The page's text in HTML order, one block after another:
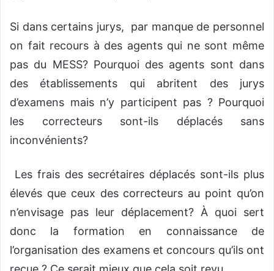
Si dans certains jurys, par manque de personnel
on fait recours à des agents qui ne sont même
pas du MESS? Pourquoi des agents sont dans
des établissements qui abritent des jurys
d’examens mais n’y participent pas ? Pourquoi
les correcteurs sont-ils déplacés sans
inconvénients?
Les frais des secrétaires déplacés sont-ils plus
élevés que ceux des correcteurs au point qu’on
n’envisage pas leur déplacement? À quoi sert
donc la formation en connaissance de
l’organisation des examens et concours qu’ils ont